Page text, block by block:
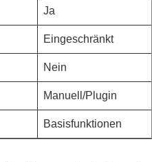
Ja
Eingeschränkt
Nein
Manuell/Plugin
Basisfunktionen